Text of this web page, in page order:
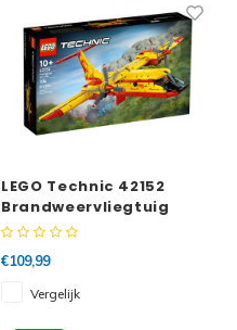
LEGO Technic 42152
Brandweervliegtuig
€109,99
Vergelijk